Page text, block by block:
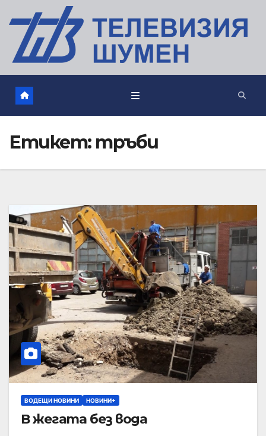
Етикет: тръби
ВОДЕЩИ НОВИНИ НОВИНИ+
В жегата без вода